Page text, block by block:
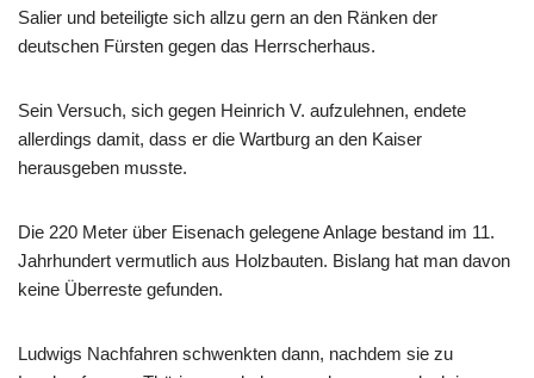
Salier und beteiligte sich allzu gern an den Ränken der
deutschen Fürsten gegen das Herrscherhaus.
Sein Versuch, sich gegen Heinrich V. aufzulehnen, endete
allerdings damit, dass er die Wartburg an den Kaiser
herausgeben musste.
Die 220 Meter über Eisenach gelegene Anlage bestand im 11.
Jahrhundert vermutlich aus Holzbauten. Bislang hat man davon
keine Überreste gefunden.
Ludwigs Nachfahren schwenkten dann, nachdem sie zu